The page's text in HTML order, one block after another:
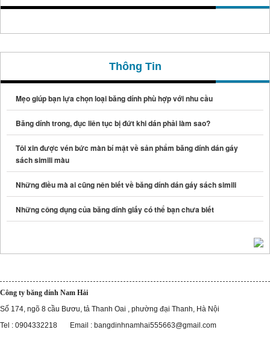
Thông Tin
Mẹo giúp bạn lựa chọn loại băng dính phù hợp với nhu cầu
Băng dính trong, đục liên tục bị đứt khi dán phải làm sao?
Tôi xin được vén bức màn bí mật về sản phẩm băng dính dán gáy
sách simili màu
Những điều mà ai cũng nên biết về băng dính dán gáy sách simili
Những công dụng của băng dính giấy có thể bạn chưa biết
Công ty băng dính Nam Hải
Số 174, ngõ 8 cầu Bươu, tả Thanh Oai , phường đại Thanh, Hà Nội
Tel : 0904332218 Email : bangdinhnamhai555663@gmail.com